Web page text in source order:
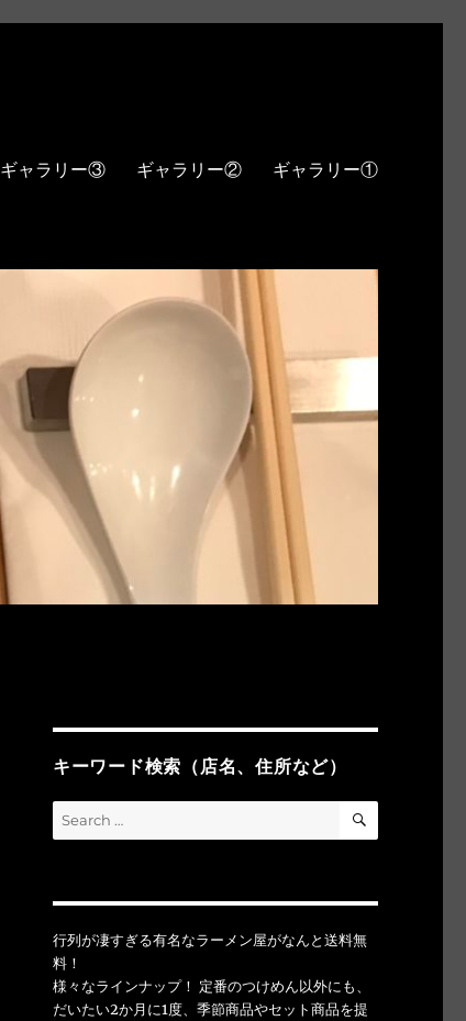
ギャラリー③ ギャラリー② ギャラリー①
キーワード検索（店名、住所など）
Search
for:
SEARCH
行列が凄すぎる有名なラーメン屋がなんと送料無
料！
様々なラインナップ！ 定番のつけめん以外にも、
だいたい2か月に1度、季節商品やセット商品を提